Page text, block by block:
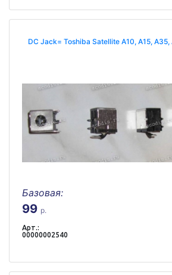
DC Jack= Toshiba Satellite A10, A15,
Базовая:
99 р.
Арт.:
00000002540